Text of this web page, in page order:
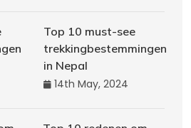
Top 10 must-see
trekkingbestemmingen
in Nepal
14th May, 2024